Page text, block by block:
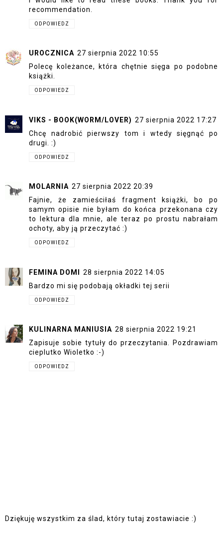
recommendation.
ODPOWIEDZ
UROCZNICA 27 sierpnia 2022 10:55
Polecę koleżance, która chętnie sięga po podobne
książki.
ODPOWIEDZ
VIKS - BOOK(WORM/LOVER) 27 sierpnia 2022 17:27
Chcę nadrobić pierwszy tom i wtedy sięgnąć po
drugi. :)
ODPOWIEDZ
MOLARNIA 27 sierpnia 2022 20:39
Fajnie, że zamieściłaś fragment książki, bo po
samym opisie nie byłam do końca przekonana czy
to lektura dla mnie, ale teraz po prostu nabrałam
ochoty, aby ją przeczytać :)
ODPOWIEDZ
FEMINA DOMI 28 sierpnia 2022 14:05
Bardzo mi się podobają okładki tej serii
ODPOWIEDZ
KULINARNA MANIUSIA 28 sierpnia 2022 19:21
Zapisuje sobie tytuły do przeczytania. Pozdrawiam
cieplutko Wioletko :-)
ODPOWIEDZ
Dziękuję wszystkim za ślad, który tutaj zostawiacie :)